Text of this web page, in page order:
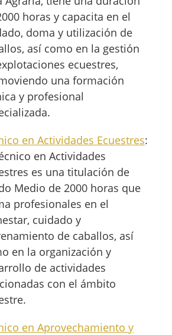
horas y capacita en el
doma y utilización de
así como en la gestión
ecuestres,
una formación
y profesional
en Actividades Ecuestres:
en Actividades
es una titulación de
Medio de 2000 horas que
profesionales en el
cuidado y
de caballos, así
en la organización y
de actividades
con el ámbito
en Aprovechamiento y